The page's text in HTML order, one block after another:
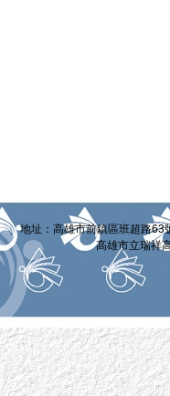
::: 地址：高雄市前鎮區班超路
高雄市立瑞祥